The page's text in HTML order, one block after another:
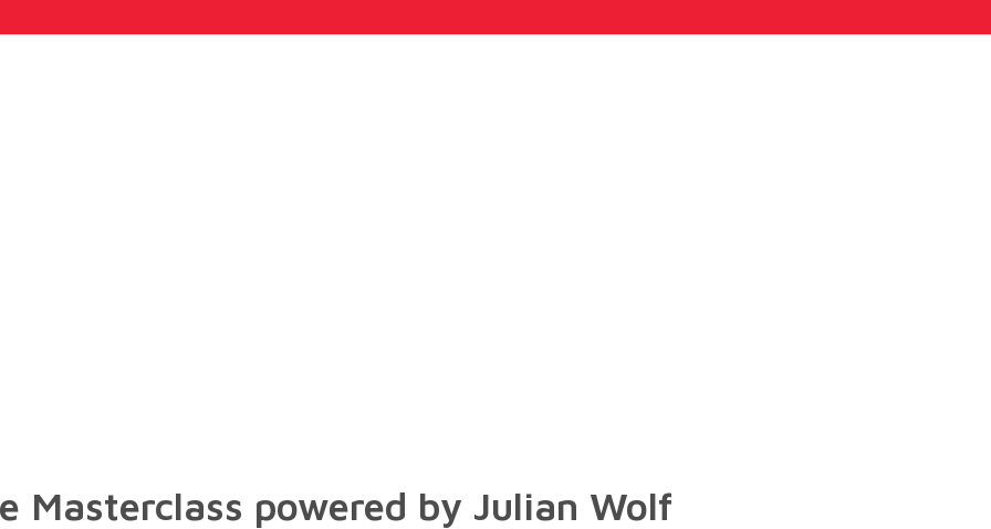
Masterclass powered by Julian Wolf